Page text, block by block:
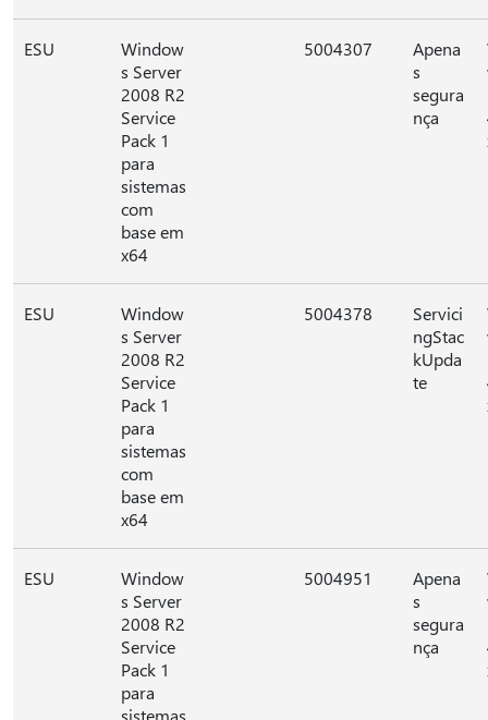
ESU
Window
s Server
2008 R2
Service
Pack 1
para
sistemas
com
base em
x64
5004307
Apena
s
segura
nça
ESU
Window
s Server
2008 R2
Service
Pack 1
para
sistemas
com
base em
x64
5004378
Servici
ngStac
kUpda
te
ESU
Window
s Server
2008 R2
Service
Pack 1
para
sistemas
5004951
Apena
s
segura
nça